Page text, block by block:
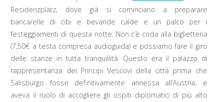
Residenzplatz, dove già si cominciano a preparare
bancarelle di cibi e bevande calde e un palco per i
festeggiamenti di questa notte. Non c’è coda alla biglietteria
(7,50€ a testa compresa audioguida) e possiamo fare il giro
delle stanze in tutta tranquillità. Questo era il palazzo di
rappresentanza dei Principi Vescovi della città prima che
Salisburgo fosse definitivamente annessa all’Austria, e
aveva il ruolo di accogliere gli ospiti diplomatici di più alto